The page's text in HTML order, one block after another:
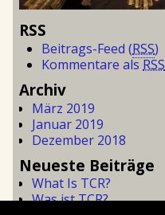
RSS
Beitrags-Feed (RSS)
Kommentare als RSS
Archiv
März 2019
Januar 2019
Dezember 2018
Neueste Beiträge
What Is TCR?
Was ist TCR?